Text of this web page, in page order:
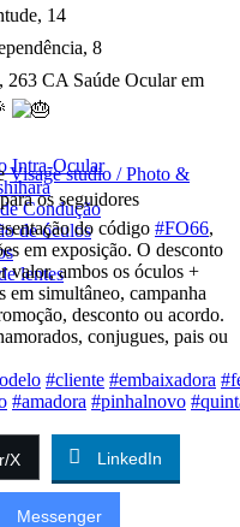
Intra-Ocular
Condução
de óculos
lentes
14
8
263 CA Saúde Ocular em
Visage studio / Photo &
os seguidores
do código #FO66,
em exposição. O desconto
valor, ambos os óculos +
em simultâneo, campanha
desconto ou acordo.
conjugues, pais ou
#cliente #embaixadora
#amadora #pinhalnovo
X LinkedIn
Messenger